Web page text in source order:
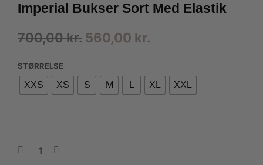
Imperial Bukser Sort Med Elastik
700,00kr. Den
pris
var:
560,00 kr.
pris
er:
STØRRELSE
XXS XS S M XL XXL